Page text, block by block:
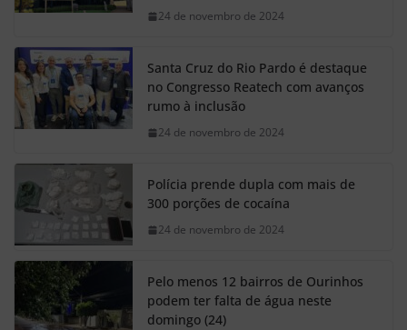
24 de novembro de 2024
Santa Cruz do Rio Pardo é destaque
no Congresso Reatech com avanços
rumo à inclusão
24 de novembro de 2024
Polícia prende dupla com mais de
300 porções de cocaína
24 de novembro de 2024
Pelo menos 12 bairros de Ourinhos
podem ter falta de água neste
domingo (24)